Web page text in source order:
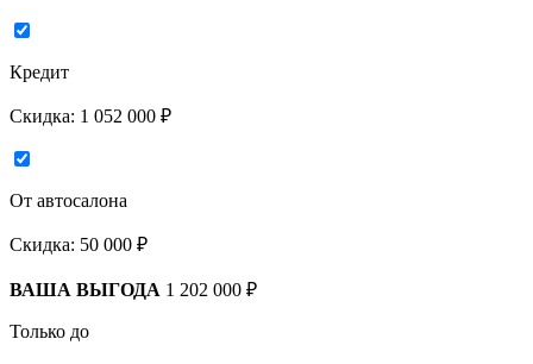
Кредит
Скидка: 1 052 000 ₽
От автосалона
Скидка: 50 000 ₽
ВАША ВЫГОДА 1 202 000 ₽
Только до